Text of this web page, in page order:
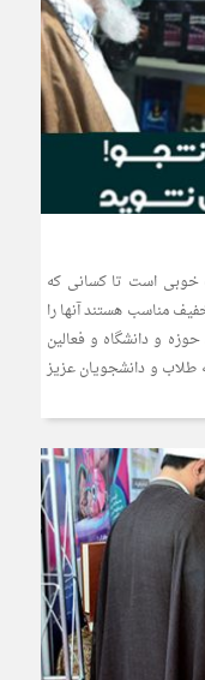
خوبی است تا کسانی که
مناسب هستند آنها را
و دانشگاه و فعالین
طلاب و دانشجویان عزیز